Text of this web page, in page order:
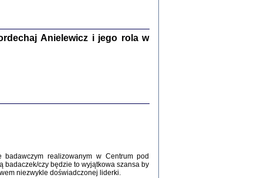
Warszawa 2017
i Mirki Piżyców o życiu w getcie i okupowanej
Anielewicz i jego rola w
realizowanym w Centrum pod
badaczek/czy będzie to wyjątkowa szansa by
niezwykle doświadczonej liderki.